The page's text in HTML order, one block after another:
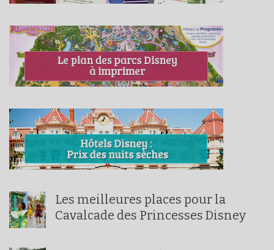
Les meilleures places pour la
Cavalcade des Princesses Disney